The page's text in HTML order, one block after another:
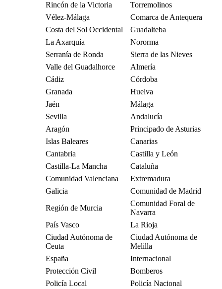
Rincón de la Victoria
Torremolinos
Vélez-Málaga
Comarca de Antequera
Costa del Sol Occidental
Guadalteba
La Axarquía
Nororma
Serranía de Ronda
Sierra de las Nieves
Valle del Guadalhorce
Almería
Cádiz
Córdoba
Granada
Huelva
Jaén
Málaga
Sevilla
Andalucía
Aragón
Principado de Asturias
Islas Baleares
Canarias
Cantabria
Castilla y León
Castilla-La Mancha
Cataluña
Comunidad Valenciana
Extremadura
Galicia
Comunidad de Madrid
Región de Murcia
Comunidad Foral de
Navarra
País Vasco
La Rioja
Ciudad Autónoma de
Ceuta
Ciudad Autónoma de
Melilla
España
Internacional
Protección Civil
Bomberos
Policía Local
Policía Nacional